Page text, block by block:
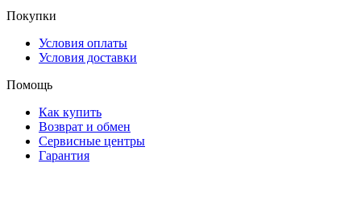
Покупки
Условия оплаты
Условия доставки
Помощь
Как купить
Возврат и обмен
Сервисные центры
Гарантия